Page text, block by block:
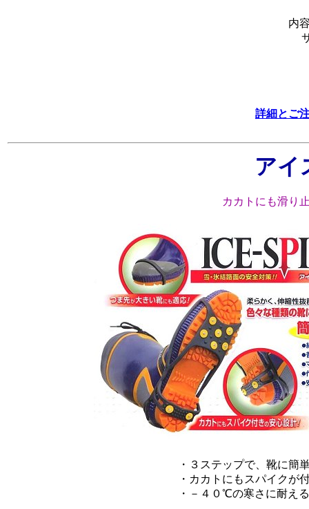
内
詳細とご
アイ
カカトにも滑り
・３ステップで、靴に簡
・カカトにもスパイクが
・－４０℃の寒さに耐え